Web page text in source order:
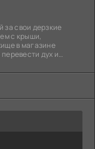
свои дерзкие
с крыши,
в магазине
дух и